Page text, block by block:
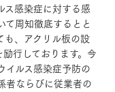
ス感染症に対する感
て周知徹底するとと
も、アクリル板の設
行しております。今
イルス感染症予防の
者ならびに従業者の